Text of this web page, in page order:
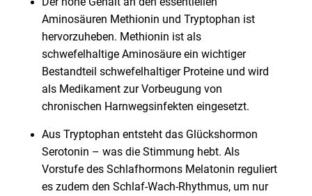
Aminosäuren Methionin und Tryptophan ist
hervorzuheben. Methionin ist als
schwefelhaltige Aminosäure ein wichtiger
Bestandteil schwefelhaltiger Proteine und wird
als Medikament zur Vorbeugung von
chronischen Harnwegsinfekten eingesetzt.
Aus Tryptophan entsteht das Glückshormon
Serotonin – was die Stimmung hebt. Als
Vorstufe des Schlafhormons Melatonin reguliert
es zudem den Schlaf-Wach-Rhythmus, um nur